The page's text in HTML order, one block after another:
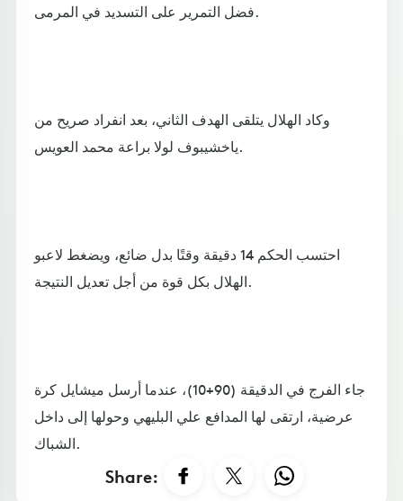
فضل التمرير على التسديد في المرمى.
وكاد الهلال يتلقى الهدف الثاني، بعد انفراد صريح من
ياخشيبوف لولا براعة محمد العويس.
احتسب الحكم 14 دقيقة وقتًا بدل ضائع، ويضغط لاعبو
الهلال بكل قوة من أجل تعديل النتيجة.
جاء الفرج في الدقيقة (90+10)، عندما أرسل ميشايل كرة
عرضية، ارتقى لها المدافع علي البليهي وحولها إلى داخل
الشباك.
Share: